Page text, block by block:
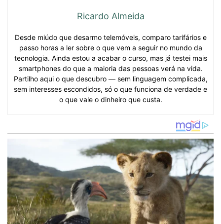
Ricardo Almeida
Desde miúdo que desarmo telemóveis, comparo tarifários e
passo horas a ler sobre o que vem a seguir no mundo da
tecnologia. Ainda estou a acabar o curso, mas já testei mais
smartphones do que a maioria das pessoas verá na vida.
Partilho aqui o que descubro — sem linguagem complicada,
sem interesses escondidos, só o que funciona de verdade e
o que vale o dinheiro que custa.